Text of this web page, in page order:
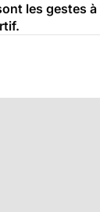
les gestes